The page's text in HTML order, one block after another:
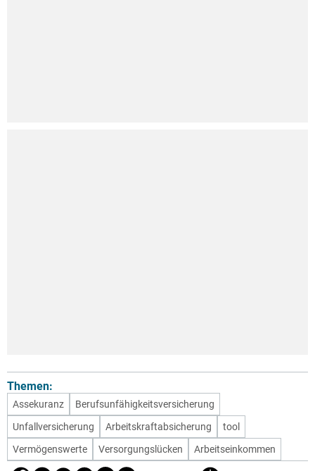
Themen:
Assekuranz
Berufsunfähigkeitsversicherung
Unfallversicherung
Arbeitskraftabsicherung
tool
Vermögenswerte
Versorgungslücken Arbeitseinkommen